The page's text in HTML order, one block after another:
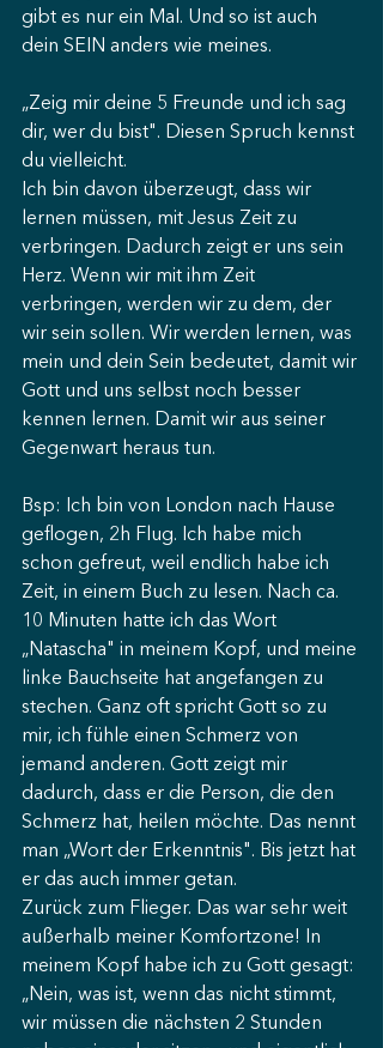
gibt es nur ein Mal. Und so ist auch
dein SEIN anders wie meines.
„Zeig mir deine 5 Freunde und ich sag
dir, wer du bist". Diesen Spruch kennst
du vielleicht.
Ich bin davon überzeugt, dass wir
lernen müssen, mit Jesus Zeit zu
verbringen. Dadurch zeigt er uns sein
Herz. Wenn wir mit ihm Zeit
verbringen, werden wir zu dem, der
wir sein sollen. Wir werden lernen, was
mein und dein Sein bedeutet, damit wir
Gott und uns selbst noch besser
kennen lernen. Damit wir aus seiner
Gegenwart heraus tun.
Bsp: Ich bin von London nach Hause
geflogen, 2h Flug. Ich habe mich
schon gefreut, weil endlich habe ich
Zeit, in einem Buch zu lesen. Nach ca.
10 Minuten hatte ich das Wort
„Natascha" in meinem Kopf, und meine
linke Bauchseite hat angefangen zu
stechen. Ganz oft spricht Gott so zu
mir, ich fühle einen Schmerz von
jemand anderen. Gott zeigt mir
dadurch, dass er die Person, die den
Schmerz hat, heilen möchte. Das nennt
man „Wort der Erkenntnis". Bis jetzt hat
er das auch immer getan.
Zurück zum Flieger. Das war sehr weit
außerhalb meiner Komfortzone! In
meinem Kopf habe ich zu Gott gesagt:
„Nein, was ist, wenn das nicht stimmt,
wir müssen die nächsten 2 Stunden